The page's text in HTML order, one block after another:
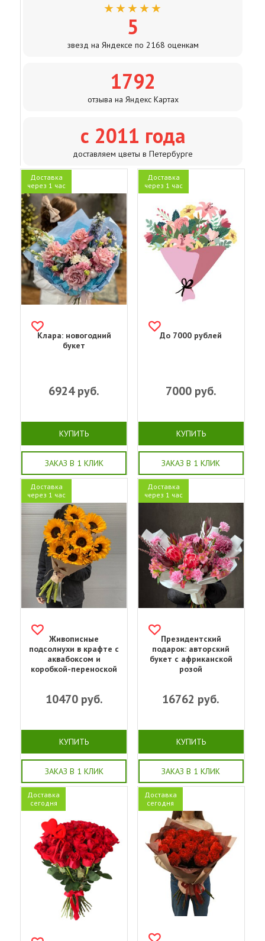
★★★★★
5
звезд на Яндексе по 2168 оценкам
1792
отзыва на Яндекс Картах
с 2011 года
доставляем цветы в Петербурге
Доставка
через 1 час
Клара: новогодний
букет
6924руб.
КУПИТЬ
ЗАКАЗ В 1 КЛИК
Доставка
через 1 час
До 7000 рублей
7000руб.
КУПИТЬ
ЗАКАЗ В 1 КЛИК
Доставка
через 1 час
Живописные
подсолнухи в крафте с
аквабоксом и
коробкой-переноской
10470руб.
КУПИТЬ
ЗАКАЗ В 1 КЛИК
Доставка
через 1 час
Президентский
подарок: авторский
букет с африканской
розой
16762 руб.
КУПИТЬ
ЗАКАЗ В 1 КЛИК
Доставка
сегодня
Доставка
сегодня